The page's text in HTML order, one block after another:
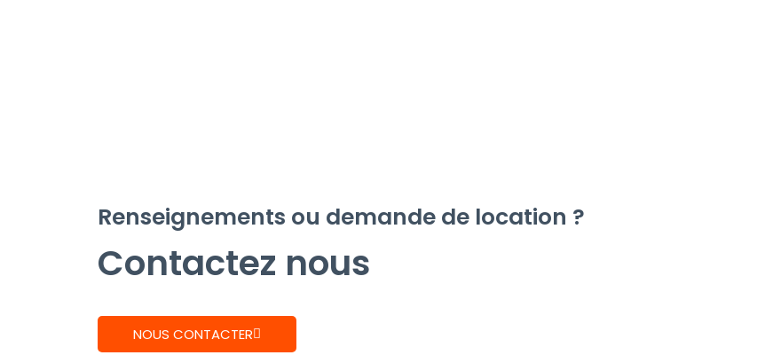
Renseignements ou demande de location ?
Contactez nous
NOUS CONTACTER